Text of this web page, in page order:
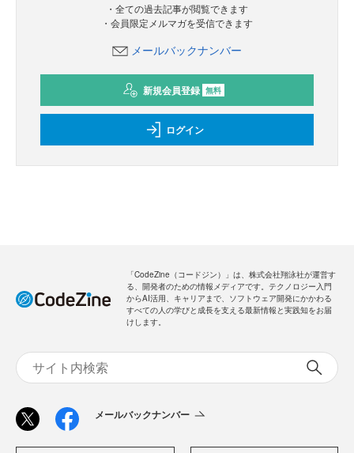
・全ての過去記事が閲覧できます
・会員限定メルマガを受信できます
メールバックナンバー
新規会員登録 無料
ログイン
「CodeZine（コードジン）」は、株式会社翔泳社が運営す
る、開発者のための情報メディアです。テクノロジー入門
からAI活用、キャリアまで、ソフトウェア開発にかかわる
すべての人の学びと成長を支える最新情報と実践知をお届
けします。
メールバックナンバー